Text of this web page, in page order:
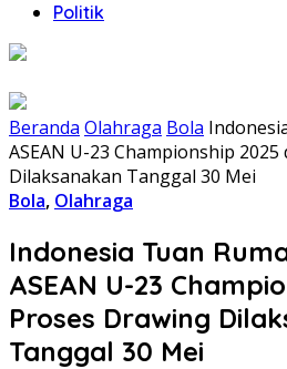
Politik
Beranda Olahraga Bola
ASEAN U-23 Championship
Dilaksanakan Tanggal 30 Mei
Bola, Olahraga
Indonesia Tuan
ASEAN U-23
Proses Drawing
Tanggal 30 Mei